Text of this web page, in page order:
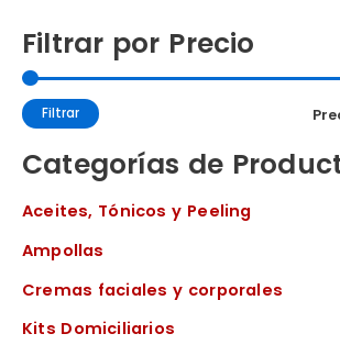
Filtrar por Precio
Filtrar
Categorías de
Aceites, Tónicos y Peeling
Ampollas
Cremas faciales y corporales
Kits Domiciliarios